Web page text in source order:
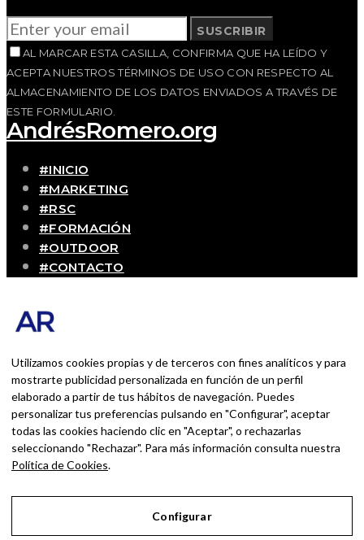
SUSCRIBIR
AL MARCAR ESTA CASILLA, CONFIRMA QUE HA LEÍDO Y
ACEPTA NUESTROS TÉRMINOS DE USO CON RESPECTO AL
ALMACENAMIENTO DE LOS DATOS ENVIADOS A TRAVÉS DE
ESTE FORMULARIO.
AndrésRomero.org
#INICIO
#MARKETING
#RSC
#FORMACIÓN
#OUTDOOR
#CONTACTO
Blog personal y profesional de Andrés Romero.
persona que disfruta con lo que hace cada día
BUSCAR POR:
BUSCAR
Ingresa las palabras de la búsqueda y presiona
Enter.
Utilizamos cookies propias y de terceros con fines analíticos y para
mostrarte publicidad personalizada en función de un perfil
elaborado a partir de tus hábitos de navegación. Puedes
personalizar tus preferencias pulsando en "Configurar", aceptar
todas las cookies haciendo clic en "Aceptar", o rechazarlas
seleccionando "Rechazar". Para más información consulta nuestra
Política de Cookies.
Configurar